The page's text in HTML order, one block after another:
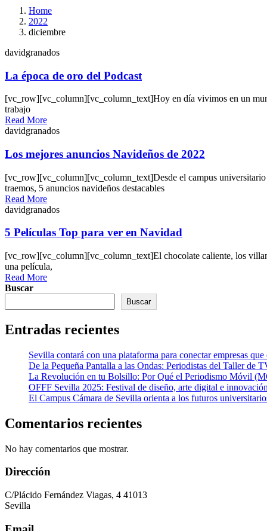
Home
2022
diciembre
davidgranados
La época de oro del Podcast
[vc_row][vc_column][vc_column_text]Hoy en día vivimos en un
trabajo
Read More
davidgranados
Los mejores anuncios Navideños de 2022
[vc_row][vc_column][vc_column_text]Desde el campus
traemos, 5 anuncios navideños destacables
Read More
davidgranados
5 Películas Top para ver en Navidad
[vc_row][vc_column][vc_column_text]El chocolate caliente, los
una película,
Read More
Buscar
Buscar
Entradas recientes
Sevilla contará con una plataforma para conectar empresas
De la Pequeña Pantalla a las Ondas: Periodistas del Taller de
La Revolución en tu Bolsillo: Por Qué el Periodismo Móvil
OFFF Sevilla 2025: Festival de diseño, arte digital e
El Campus Cámara de Sevilla orienta a los futuros
Comentarios recientes
No hay comentarios que mostrar.
Dirección
C/Plácido Fernández Viagas, 4 41013
Sevilla